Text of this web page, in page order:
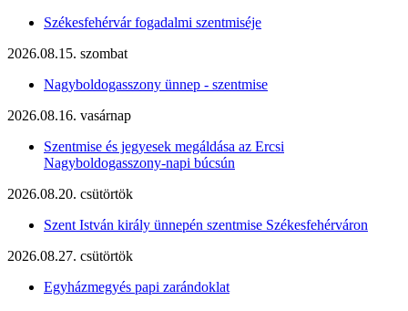
Székesfehérvár fogadalmi szentmiséje
2026.08.15. szombat
Nagyboldogasszony ünnep - szentmise
2026.08.16. vasárnap
Szentmise és jegyesek megáldása az Ercsi
Nagyboldogasszony-napi búcsún
2026.08.20. csütörtök
Szent István király ünnepén szentmise Székesfehérváron
2026.08.27. csütörtök
Egyházmegyés papi zarándoklat